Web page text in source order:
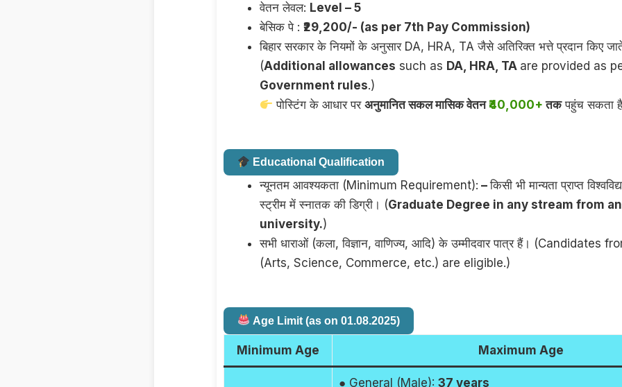
वेतन लेवल: Level – 5
बेसिक पे : ₹29,200/- (as per 7th Pay Commission)
बिहार सरकार के नियमों के अनुसार DA, HRA, TA जैसे अतिरिक्त भत्ते प्रदान किए
(Additional allowances such as DA, HRA, TA are provided as
Government rules.)
पोस्टिंग के आधार परअनुमानित सकल मासिक वेतन₹40,000+ तकपहुंच सकता
Educational Qualification
न्यूनतम आवश्यकता (Minimum Requirement): –किसी भी मान्यता प्राप्त
स्ट्रीम में स्नातक की डिग्री। (Graduate Degree in any stream from
university.)
सभी धाराओं (कला, विज्ञान, वाणिज्य, आदि) के उम्मीदवार पात्र हैं। (Candidates
(Arts, Science, Commerce, etc.) are eligible.)
Age Limit (as on 01.08.2025)
Minimum Age Maximum Age
● General (Male): 37 years